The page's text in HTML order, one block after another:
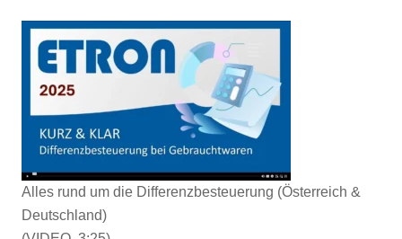
Alles rund um die Differenzbesteuerung (Österreich &
Deutschland)